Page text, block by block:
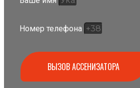
Номер телефона
ВЫЗОВ АССЕНИЗАТОРА